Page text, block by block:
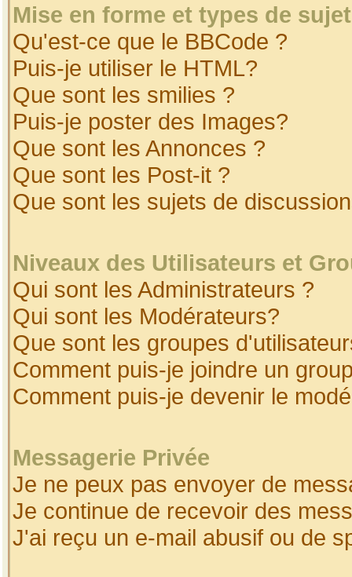
Mise en forme et types de
Qu'est-ce que le BBCode ?
Puis-je utiliser le HTML?
Que sont les smilies ?
Puis-je poster des Images?
Que sont les Annonces ?
Que sont les Post-it ?
Que sont les sujets de
Niveaux des Utilisateurs et
Qui sont les Administrateurs ?
Qui sont les Modérateurs?
Que sont les groupes
Comment puis-je joindre un
Comment puis-je devenir le
Messagerie Privée
Je ne peux pas envoyer de
Je continue de recevoir des
J'ai reçu un e-mail abusif ou de